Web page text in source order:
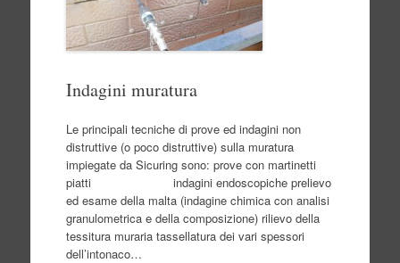
Indagini muratura
Le principali tecniche di prove ed indagini non
distruttive (o poco distruttive) sulla muratura
impiegate da Sicuring sono: prove con martinetti
piatti indagini endoscopiche prelievo
ed esame della malta (indagine chimica con analisi
granulometrica e della composizione) rilievo della
tessitura muraria tassellatura dei vari spessori
dell’intonaco…